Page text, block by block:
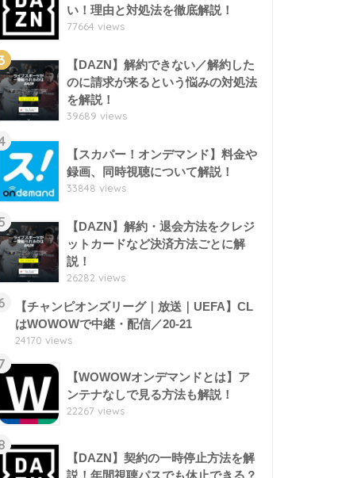
い！理由と対処法を徹底解説！
77664 views
【DAZN】解約できない／解約した
のに請求が来るという悩みの対処法
を解説！
39689 views
【スカパー！オンデマンド】料金や
録画、同時視聴について解説！
33848 views
【DAZN】解約・退会方法をクレジ
ットカードなど決済方法ごとに解
説！
26282 views
【チャンピオンズリーグ｜放送｜UEFA】CL
はWOWOWで中継・配信／20-21
24170 views
【WOWOWオンデマンドとは】ア
ンテナなしで見る方法も解説！
22267 views
【DAZN】契約の一時停止方法を解
説！年間視聴パスでも休止できる？